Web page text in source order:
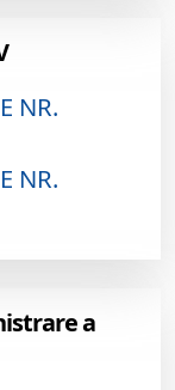
NR.
NR.
a